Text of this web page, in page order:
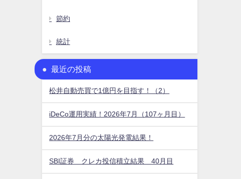
節約
統計
最近の投稿
松井自動売買で1億円を目指す！（2）
iDeCo運用実績！2026年7月（107ヶ月目）
2026年7月分の太陽光発電結果！
SBI証券 クレカ投信積立結果 40月目